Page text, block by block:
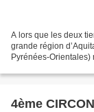
A lors que les deux
grande région
Pyrénées-Orientales)
4ème